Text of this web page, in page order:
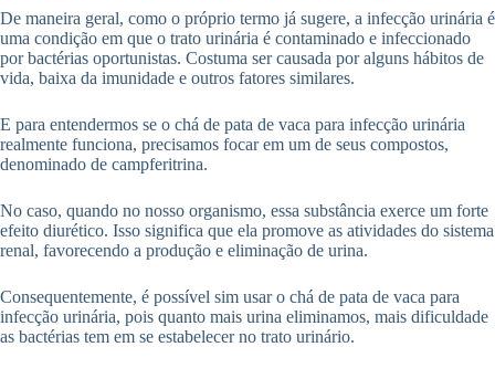
De maneira geral, como o próprio termo já sugere, a infecção urinária é
uma condição em que o trato urinária é contaminado e infeccionado
por bactérias oportunistas. Costuma ser causada por alguns hábitos de
vida, baixa da imunidade e outros fatores similares.
E para entendermos se o chá de pata de vaca para infecção urinária
realmente funciona, precisamos focar em um de seus compostos,
denominado de campferitrina.
No caso, quando no nosso organismo, essa substância exerce um forte
efeito diurético. Isso significa que ela promove as atividades do sistema
renal, favorecendo a produção e eliminação de urina.
Consequentemente, é possível sim usar o chá de pata de vaca para
infecção urinária, pois quanto mais urina eliminamos, mais dificuldade
as bactérias tem em se estabelecer no trato urinário.